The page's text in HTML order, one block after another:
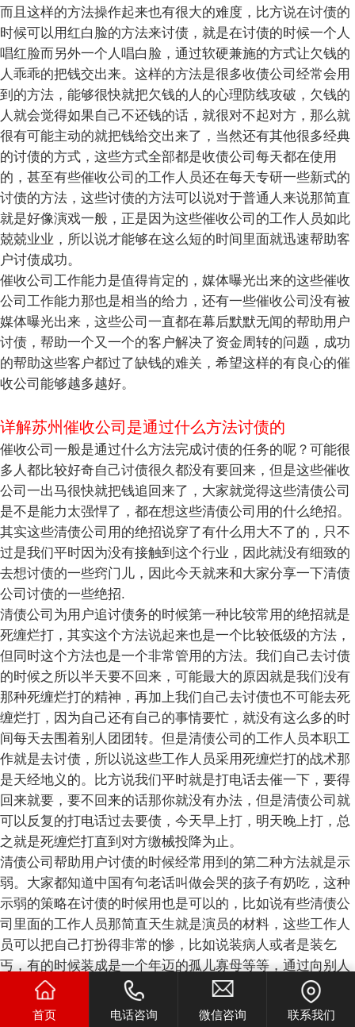
而且这样的方法操作起来也有很大的难度，比方说在讨债的
时候可以用红白脸的方法来讨债，就是在讨债的时候一个人
唱红脸而另外一个人唱白脸，通过软硬兼施的方式让欠钱的
人乖乖的把钱交出来。这样的方法是很多收债公司经常会用
到的方法，能够很快就把欠钱的人的心理防线攻破，欠钱的
人就会觉得如果自己不还钱的话，就很对不起对方，那么就
很有可能主动的就把钱给交出来了，当然还有其他很多经典
的讨债的方式，这些方式全部都是收债公司每天都在使用
的，甚至有些催收公司的工作人员还在每天专研一些新式的
讨债的方法，这些讨债的方法可以说对于普通人来说那简直
就是好像演戏一般，正是因为这些催收公司的工作人员如此
兢兢业业，所以说才能够在这么短的时间里面就迅速帮助客
户讨债成功。
催收公司工作能力是值得肯定的，媒体曝光出来的这些催收
公司工作能力那也是相当的给力，还有一些催收公司没有被
媒体曝光出来，这些公司一直都在幕后默默无闻的帮助用户
讨债，帮助一个又一个的客户解决了资金周转的问题，成功
的帮助这些客户都过了缺钱的难关，希望这样的有良心的催
收公司能够越多越好。
详解苏州催收公司是通过什么方法讨债的
催收公司一般是通过什么方法完成讨债的任务的呢？可能很
多人都比较好奇自己讨债很久都没有要回来，但是这些催收
公司一出马很快就把钱追回来了，大家就觉得这些清债公司
是不是能力太强悍了，都在想这些清债公司用的什么绝招。
其实这些清债公司用的绝招说穿了有什么用大不了的，只不
过是我们平时因为没有接触到这个行业，因此就没有细致的
去想讨债的一些窍门儿，因此今天就来和大家分享一下清债
公司讨债的一些绝招.
清债公司为用户追讨债务的时候第一种比较常用的绝招就是
死缠烂打，其实这个方法说起来也是一个比较低级的方法，
但同时这个方法也是一个非常管用的方法。我们自己去讨债
的时候之所以半天要不回来，可能最大的原因就是我们没有
那种死缠烂打的精神，再加上我们自己去讨债也不可能去死
缠烂打，因为自己还有自己的事情要忙，就没有这么多的时
间每天去围着别人团团转。但是清债公司的工作人员本职工
作就是去讨债，所以说这些工作人员采用死缠烂打的战术那
是天经地义的。比方说我们平时就是打电话去催一下，要得
回来就要，要不回来的话那你就没有办法，但是清债公司就
可以反复的打电话过去要债，今天早上打，明天晚上打，总
之就是死缠烂打直到对方缴械投降为止。
清债公司帮助用户讨债的时候经常用到的第二种方法就是示
弱。大家都知道中国有句老话叫做会哭的孩子有奶吃，这种
示弱的策略在讨债的时候用也是可以的，比如说有些清债公
司里面的工作人员那简直天生就是演员的材料，这些工作人
员可以把自己打扮得非常的惨，比如说装病人或者是装乞
丐，有的时候装成是一个年迈的孤儿寡母等等，通过向别人
示弱的方式来博得好感，可能别人同情心一发就有可能主动
的把钱给还上着来，这种讨债的方式对于躺在公司的工作人
首页 电话咨询 微信咨询 联系我们